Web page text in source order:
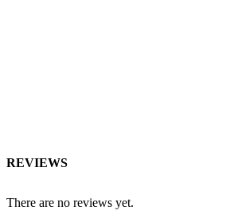
REVIEWS
There are no reviews yet.